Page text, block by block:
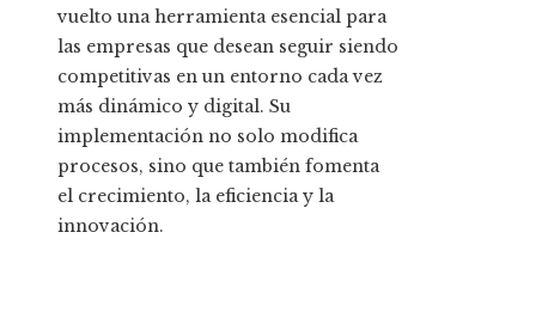
vuelto una herramienta esencial para
las empresas que desean seguir siendo
competitivas en un entorno cada vez
más dinámico y digital. Su
implementación no solo modifica
procesos, sino que también fomenta
el crecimiento, la eficiencia y la
innovación.